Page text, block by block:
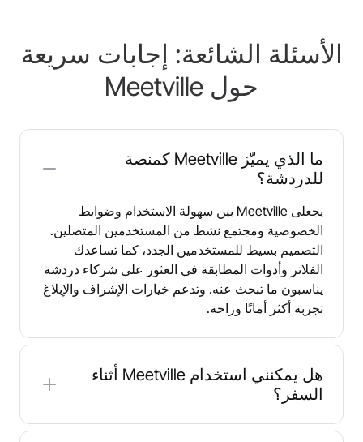
الأسئلة الشائعة: إجابات سريعة
حول ‎Meetville‎
ما الذي يميّز ‎Meetville‎ كمنصة
للدردشة؟
يجعلى ‎Meetville‎ بين سهولة الاستخدام وضوابط
الخصوصية ومجتمع نشط من المستخدمين المتصلين.
التصميم بسيط للمستخدمين الجدد، كما تساعدك
الفلاتر وأدوات المطابقة في العثور على شركاء دردشة
يناسبون ما تبحث عنه. وتدعم خيارات الإشراف والإبلاغ
تجربة أكثر أمانًا وراحة.
هل يمكنني استخدام ‎Meetville‎ أثناء
السفر؟
نعم، يمكنك الدردشة مع سكان محليين في وجهتك قبل